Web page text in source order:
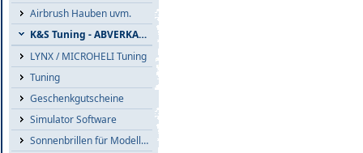
Airbrush Hauben uvm.
K&S Tuning - ABVERKAUF
LYNX / MICROHELI Tuning
Tuning
Geschenkgutscheine
Simulator Software
Sonnenbrillen für Modellflieger